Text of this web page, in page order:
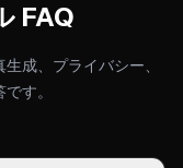
FAQ
成、プライバシー、
す。